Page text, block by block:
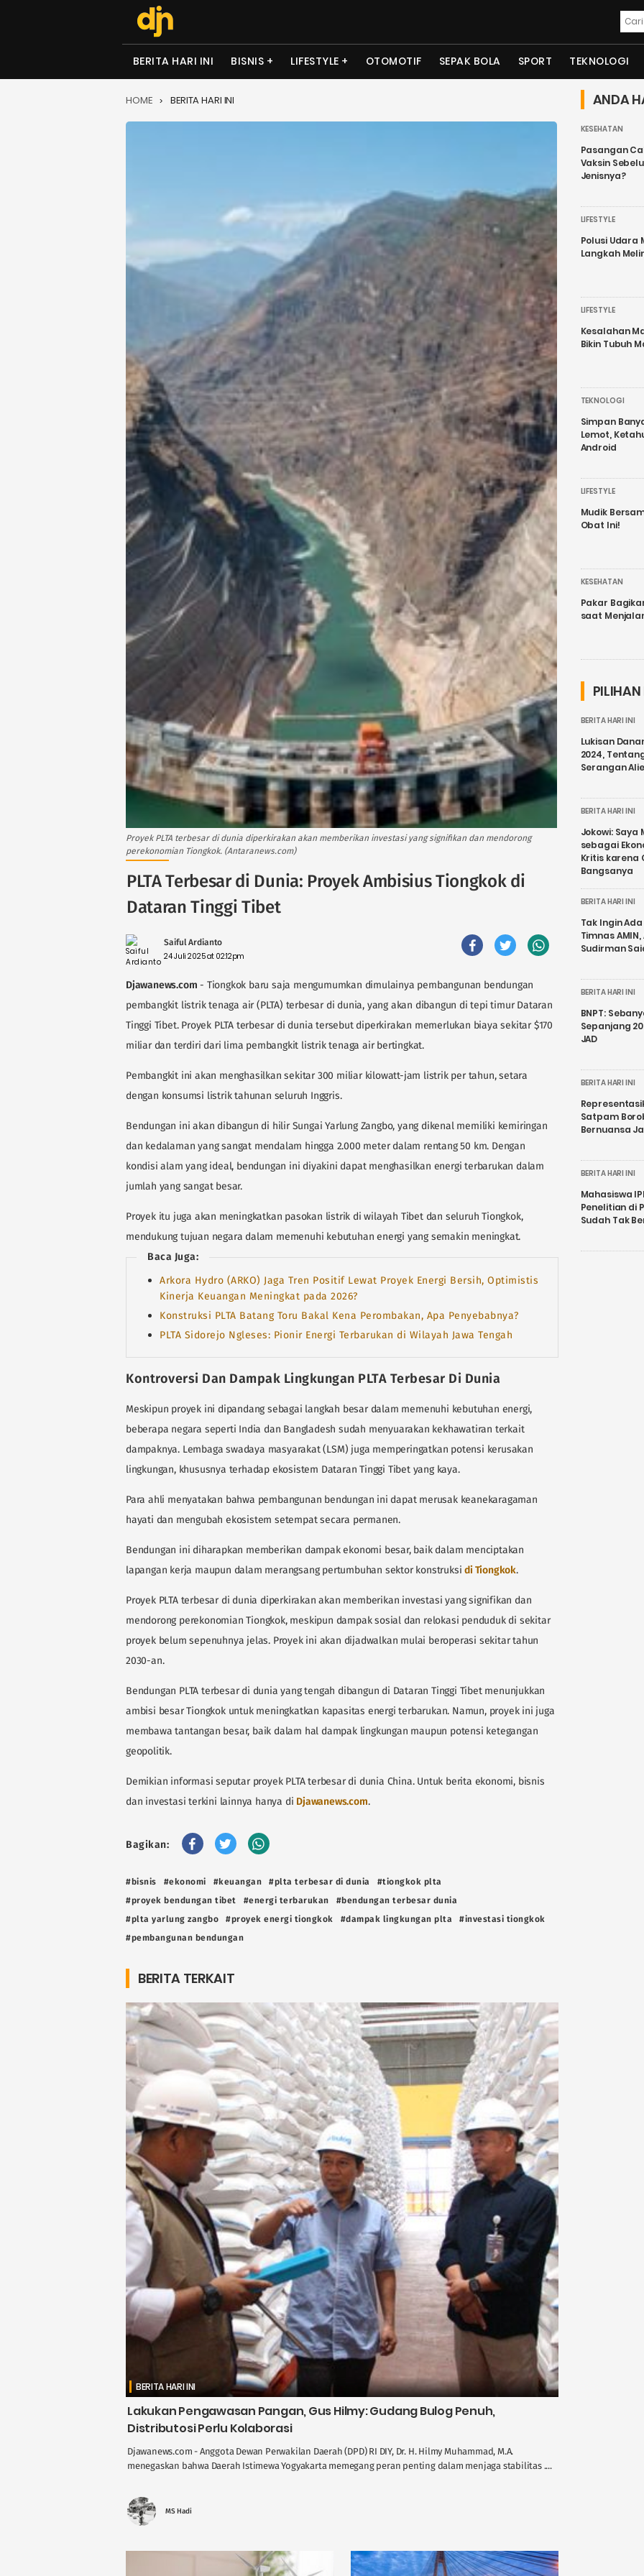
BERITA HARI INI BISNIS LIFESTYLE OTOMOTIF SEPAK BOLA SPORT TEKNOLOGI
HOME BERITA HARI INI
Proyek PLTA terbesar di dunia diperkirakan akan memberikan investasi yang signifikan dan mendorong
perekonomian Tiongkok. (Antaranews.com)
PLTA Terbesar di Dunia: Proyek Ambisius Tiongkok di
Dataran Tinggi Tibet
Saiful Ardianto
24 Juli 2025 at 02:12pm
Djawanews.com - Tiongkok baru saja mengumumkan dimulainya pembangunan bendungan
pembangkit listrik tenaga air (PLTA) terbesar di dunia, yang akan dibangun di tepi timur Dataran
Tinggi Tibet. Proyek PLTA terbesar di dunia tersebut diperkirakan memerlukan biaya sekitar $170
miliar dan terdiri dari lima pembangkit listrik tenaga air bertingkat.
Pembangkit ini akan menghasilkan sekitar 300 miliar kilowatt-jam listrik per tahun, setara
dengan konsumsi listrik tahunan seluruh Inggris.
Bendungan ini akan dibangun di hilir Sungai Yarlung Zangbo, yang dikenal memiliki kemiringan
dan kedalaman yang sangat mendalam hingga 2.000 meter dalam rentang 50 km. Dengan
kondisi alam yang ideal, bendungan ini diyakini dapat menghasilkan energi terbarukan dalam
jumlah yang sangat besar.
Proyek itu juga akan meningkatkan pasokan listrik di wilayah Tibet dan seluruh Tiongkok,
mendukung tujuan negara dalam memenuhi kebutuhan energi yang semakin meningkat.
Baca Juga:
Arkora Hydro (ARKO) Jaga Tren Positif Lewat Proyek Energi Bersih, Optimistis
Kinerja Keuangan Meningkat pada 2026?
Konstruksi PLTA Batang Toru Bakal Kena Perombakan, Apa Penyebabnya?
PLTA Sidorejo Ngleses: Pionir Energi Terbarukan di Wilayah Jawa Tengah
Kontroversi Dan Dampak Lingkungan PLTA Terbesar Di Dunia
Meskipun proyek ini dipandang sebagai langkah besar dalam memenuhi kebutuhan energi,
beberapa negara seperti India dan Bangladesh sudah menyuarakan kekhawatiran terkait
dampaknya. Lembaga swadaya masyarakat (LSM) juga memperingatkan potensi kerusakan
lingkungan, khususnya terhadap ekosistem Dataran Tinggi Tibet yang kaya.
Para ahli menyatakan bahwa pembangunan bendungan ini dapat merusak keanekaragaman
hayati dan mengubah ekosistem setempat secara permanen.
Bendungan ini diharapkan memberikan dampak ekonomi besar, baik dalam menciptakan
lapangan kerja maupun dalam merangsang pertumbuhan sektor konstruksidi Tiongkok.
Proyek PLTA terbesar di dunia diperkirakan akan memberikan investasi yang signifikan dan
mendorong perekonomian Tiongkok, meskipun dampak sosial dan relokasi penduduk di sekitar
proyek belum sepenuhnya jelas. Proyek ini akan dijadwalkan mulai beroperasi sekitar tahun
2030-an.
Bendungan PLTA terbesar di dunia yang tengah dibangun di Dataran Tinggi Tibet menunjukkan
ambisi besar Tiongkok untuk meningkatkan kapasitas energi terbarukan. Namun, proyek ini juga
membawa tantangan besar, baik dalam hal dampak lingkungan maupun potensi ketegangan
geopolitik.
Demikian informasi seputar proyek PLTA terbesar di dunia China. Untuk berita ekonomi, bisnis
dan investasi terkini lainnya hanya di Djawanews.com.
Bagikan:
#bisnis #ekonomi #keuangan #plta terbesar di dunia
#tiongkok plta
#proyek bendungan tibet
#energi terbarukan
#bendungan terbesar dunia
#plta yarlung zangbo
#proyek energi tiongkok #dampak lingkungan plta
#investasi tiongkok
#pembangunan bendungan
BERITA TERKAIT
BERITA HARI INI
Lakukan Pengawasan Pangan, Gus Hilmy: Gudang Bulog Penuh,
Distributosi Perlu Kolaborasi
Djawanews.com - Anggota Dewan Perwakilan Daerah (DPD) RI DIY, Dr. H. Hilmy Muhammad, M.A.
menegaskan bahwa Daerah Istimewa Yogyakarta memegang peran penting dalam menjaga stabilitas ....
MS Hadi
ANDA
KESEHATAN
Pasangan
Vaksin
Jenisnya?
LIFESTYLE
Polusi Udara
Langkah
LIFESTYLE
Kesalahan
Bikin Tubuh
TEKNOLOGI
Simpan
Lemot,
Android
LIFESTYLE
Mudik
Obat Ini!
KESEHATAN
Pakar
saat
PILIHAN
BERITA HARI INI
Lukisan
2024,
Serangan
BERITA HARI INI
Jokowi: Saya
sebagai
Kritis karena
Bangsanya
BERITA HARI INI
Tak Ingin
Timnas
Sudirman
BERITA HARI INI
BNPT:
Sepanjang
JAD
BERITA HARI INI
Satpam
Bernuansa
BERITA HARI INI
Mahasiswa
Penelitian di
Sudah Tak